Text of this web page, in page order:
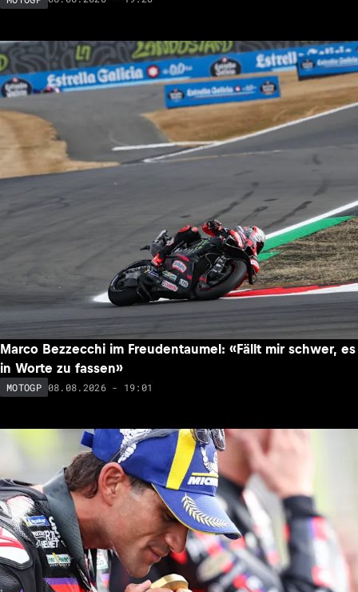
Marco Bezzecchi im Freudentaumel: «Fällt mir schwer, es
in Worte zu fassen»
MOTOGP 08.08.2026 - 19:01